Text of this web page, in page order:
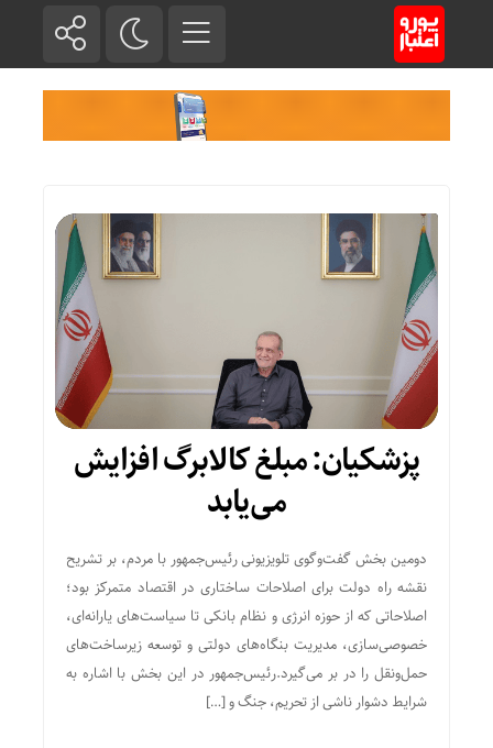
پزشکیان: مبلغ کالابرگ افزایش
می‌یابد
دومین بخش گفت‌وگوی تلویزیونی رئیس‌جمهور با مردم، بر تشریح
نقشه راه دولت برای اصلاحات ساختاری در اقتصاد متمرکز بود؛
اصلاحاتی که از حوزه انرژی و نظام بانکی تا سیاست‌های یارانه‌ای،
خصوصی‌سازی، مدیریت بنگاه‌های دولتی و توسعه زیرساخت‌های
حمل‌ونقل را در بر می‌گیرد.رئیس‌جمهور در این بخش با اشاره به
شرایط دشوار ناشی از تحریم، جنگ و […]